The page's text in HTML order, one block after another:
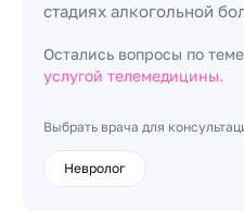
стадиях алкогольной
Остались вопросы по
услугой телемедицины.
Выбрать врача для
Невролог